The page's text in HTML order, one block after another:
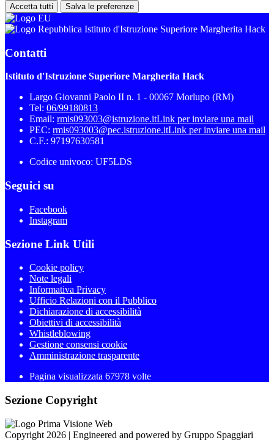
Accetta tutti Salva le preferenze
Istituto d'Istruzione Superiore Margherita Hack
Contatti
Istituto d'Istruzione Superiore Margherita Hack
Largo Giovanni Paolo II n. 1 - 00067 Morlupo (RM)
Tel: 06/99180813
Email: rmis093003@istruzione.itLink per inviare una mail
PEC: rmis093003@pec.istruzione.itLink per inviare una mail
C.F.: 97197630581
Codice univoco: UF5LDS
Seguici su
Facebook
Instagram
Sezione Link Utili
Cookie policy
Note legali
Informativa Privacy
Ufficio Relazioni con il Pubblico
Dichiarazione di accessibilità
Obiettivi di accessibilità
Whistleblowing
Gestione consensi cookie
Amministrazione trasparente
Pagina visualizzata 67978 volte
Sezione Copyright
Copyright 2026 | Engineered and powered by Gruppo Spaggiari